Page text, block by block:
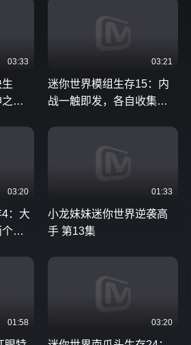
03:33 03:21
迷你世界模组生存15：内
战一触即发，各自收集星
03:20
：大
雨
01:33
小龙妹妹迷你世界逆袭高
手 第13集
01:58 03:20